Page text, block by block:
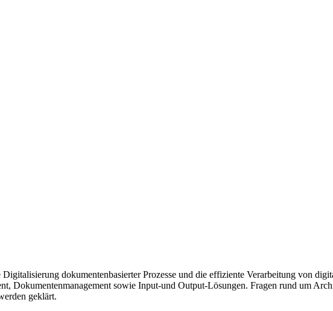
dokumentenbasierter Prozesse und die effiziente Verarbeitung von
Dokumentenmanagement sowie Input-und Output-Lösungen. Fragen rund um
geklärt.